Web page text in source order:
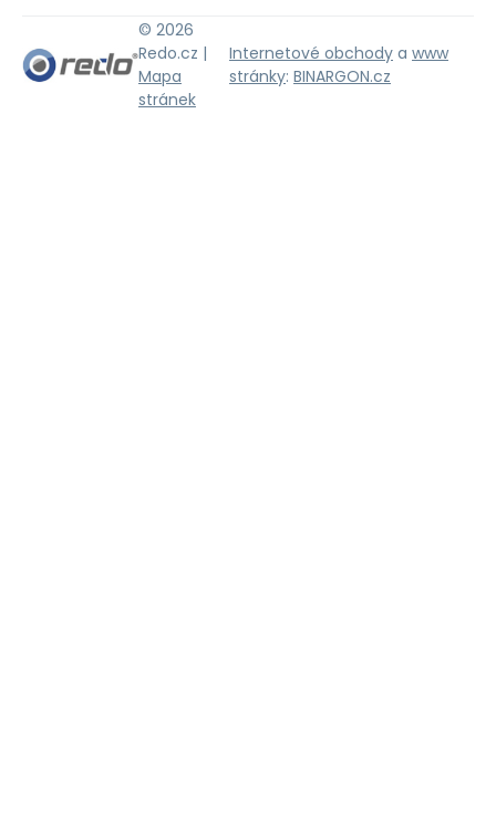
© 2026
Redo.cz |
Mapa
stránek
Internetové obchody a www
stránky: BINARGON.cz